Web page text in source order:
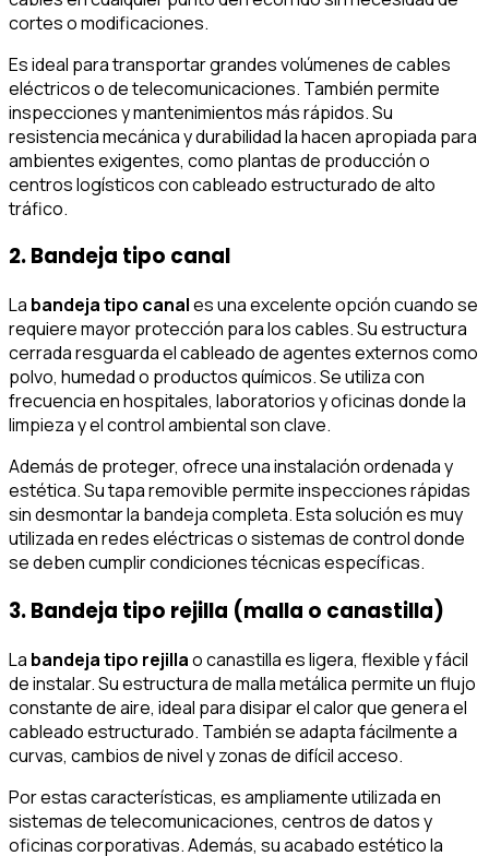
cortes o modificaciones.
Es ideal para transportar grandes volúmenes de cables
eléctricos o de telecomunicaciones. También permite
inspecciones y mantenimientos más rápidos. Su
resistencia mecánica y durabilidad la hacen apropiada para
ambientes exigentes, como plantas de producción o
centros logísticos con cableado estructurado de alto
tráfico.
2. Bandeja tipo canal
La bandeja tipo canales una excelente opción cuando se
requiere mayor protección para los cables. Su estructura
cerrada resguarda el cableado de agentes externos como
polvo, humedad o productos químicos. Se utiliza con
frecuencia en hospitales, laboratorios y oficinas donde la
limpieza y el control ambiental son clave.
Además de proteger, ofrece una instalación ordenada y
estética. Su tapa removible permite inspecciones rápidas
sin desmontar la bandeja completa. Esta solución es muy
utilizada en redes eléctricas o sistemas de control donde
se deben cumplir condiciones técnicas específicas.
3. Bandeja tipo rejilla (malla o canastilla)
La bandeja tipo rejillao canastilla es ligera, flexible y fácil
de instalar. Su estructura de malla metálica permite un flujo
constante de aire, ideal para disipar el calor que genera el
cableado estructurado. También se adapta fácilmente a
curvas, cambios de nivel y zonas de difícil acceso.
Por estas características, es ampliamente utilizada en
sistemas de telecomunicaciones, centros de datos y
oficinas corporativas. Además, su acabado estético la